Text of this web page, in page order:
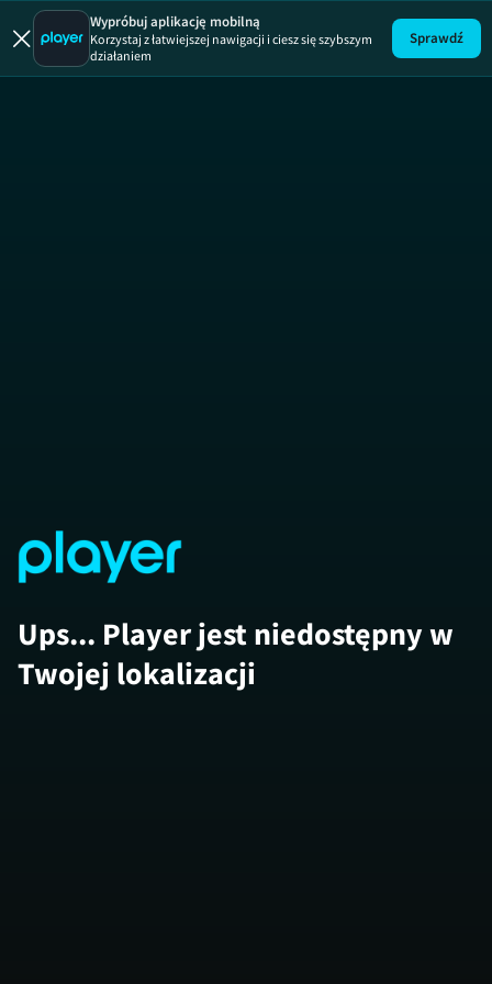
Wypróbuj aplikację mobilną
Korzystaj z łatwiejszej nawigacji i ciesz się szybszym
działaniem
Sprawdź
Ups... Player jest niedostępny w
Twojej lokalizacji